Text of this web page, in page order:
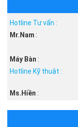
Hotline Tư vấn :
Mr.Nam :
Máy Bàn :
Hotline Kỹ thuật :
Ms.Hiền :